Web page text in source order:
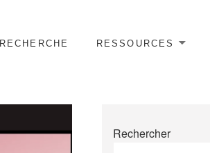
RECHERCHE RESSOURCES
Rechercher